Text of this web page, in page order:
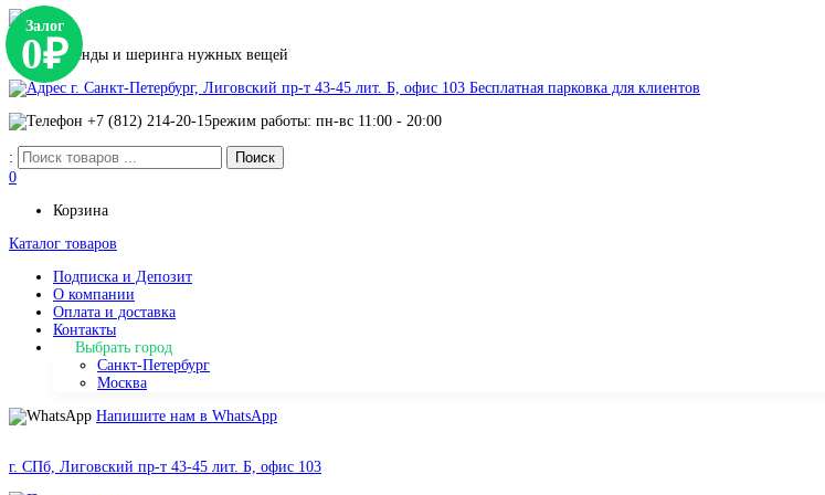
Сервис аренды и шеринга нужных вещей
г. Санкт-Петербург, Лиговский пр-т 43-45 лит. Б, офис 103 Бесплатная парковка для клиентов
+7 (812) 214-20-15режим работы: пн-вс 11:00 - 20:00
:
0
Корзина
Каталог товаров
Подписка и Депозит
О компании
Оплата и доставка
Контакты
Выбрать город
Санкт-Петербург
Москва
Напишите нам в WhatsApp
г. СПб, Лиговский пр-т 43-45 лит. Б, офис 103
Залог
0₽